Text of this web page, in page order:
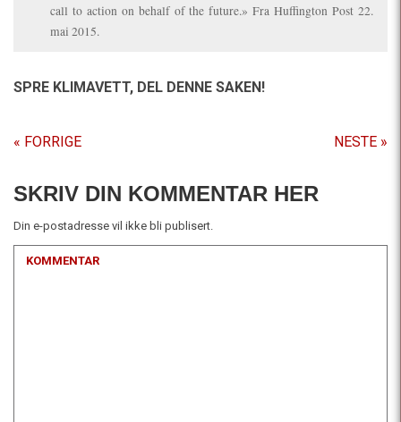
call to action on behalf of the future.» Fra Huffington Post 22.
mai 2015.
SPRE KLIMAVETT, DEL DENNE SAKEN!
« FORRIGE NESTE »
SKRIV DIN KOMMENTAR HER
Din e-postadresse vil ikke bli publisert.
KOMMENTAR